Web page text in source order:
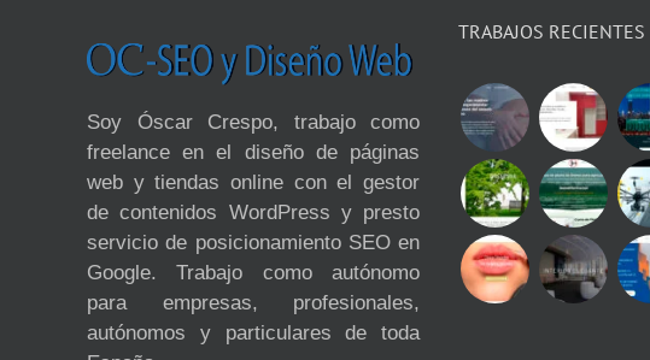
Soy Óscar Crespo, trabajo como
freelance en el diseño de páginas
web y tiendas online con el gestor
de contenidos WordPress y presto
servicio de posicionamiento SEO en
Google. Trabajo como autónomo
para empresas, profesionales,
autónomos y particulares de toda
TRABAJOS RECIENTES